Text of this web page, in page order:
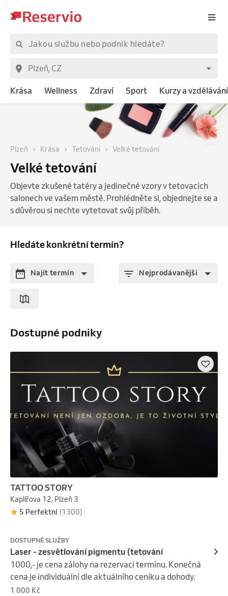
Krása Wellness Zdraví Sport Kurzy a vzdělávání
Plzeň Krása Tetování Velké tetování
Velké tetování
Objevte zkušené tatéry a jedinečné vzory v tetovacích
salonech ve vašem městě. Prohlédněte si, objednejte se a
s důvěrou si nechte vytetovat svůj příběh.
Hledáte konkrétní termín?
Najít termín Nejprodávanější
Dostupné podniky
TATTOO STORY
Kaplířova 12, Plzeň 3
5 Perfektní (1300)
DOSTUPNÉ SLUŽBY
Laser - zesvětlování pigmentu (tetování
1000,- je cena zálohy na rezervaci termínu. Konečná
cena je individuální dle aktuálního ceníku a dohody.
1 000 Kč